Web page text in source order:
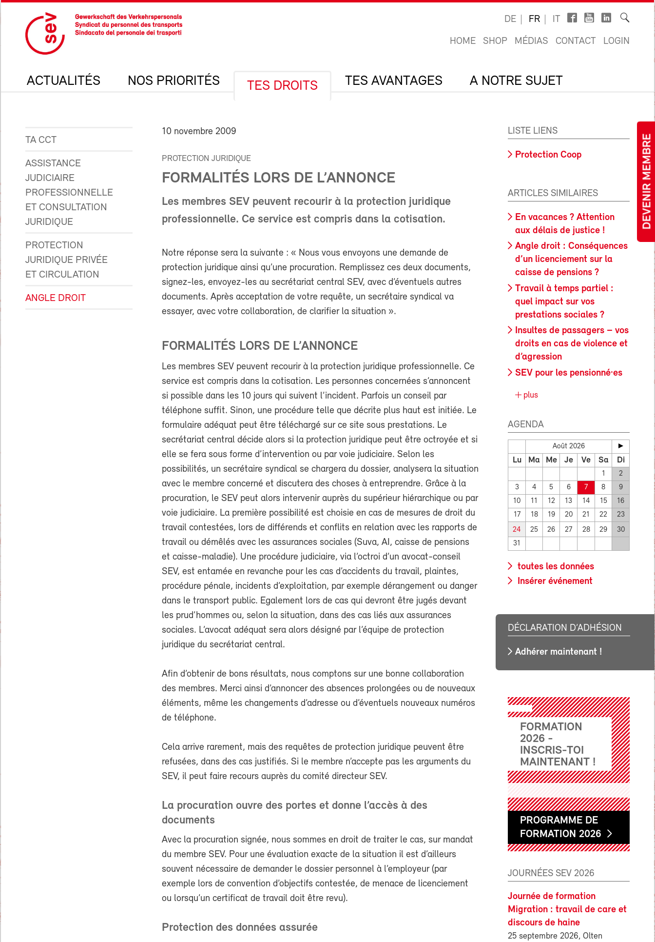
DEVENIR MEMBRE
DE FR IT
HOME SHOP MÉDIAS CONTACT LOGIN
ACTUALITÉS NOS PRIORITÉS TES DROITS TES AVANTAGES A NOTRE SUJET
TA CCT
ASSISTANCE
JUDICIAIRE
PROFESSIONNELLE
ET CONSULTATION
JURIDIQUE
PROTECTION
JURIDIQUE PRIVÉE
ET CIRCULATION
ANGLE DROIT
10 novembre 2009
PROTECTION JURIDIQUE
FORMALITÉS LORS DE L’ANNONCE
Les membres SEV peuvent recourir à la protection juridique
professionnelle. Ce service est compris dans la cotisation.
Notre réponse sera la suivante : « Nous vous envoyons une demande de
protection juridique ainsi qu’une procuration. Remplissez ces deux documents,
signez-les, envoyez-les au secrétariat central SEV, avec d’éventuels autres
documents. Après acceptation de votre requête, un secrétaire syndical va
essayer, avec votre collaboration, de clarifier la situation ».
FORMALITÉS LORS DE L’ANNONCE
Les membres SEV peuvent recourir à la protection juridique professionnelle. Ce
service est compris dans la cotisation. Les personnes concernées s’annoncent
si possible dans les 10 jours qui suivent l’incident. Parfois un conseil par
téléphone suffit. Sinon, une procédure telle que décrite plus haut est initiée. Le
formulaire adéquat peut être téléchargé sur ce site sous prestations. Le
secrétariat central décide alors si la protection juridique peut être octroyée et si
elle se fera sous forme d’intervention ou par voie judiciaire. Selon les
possibilités, un secrétaire syndical se chargera du dossier, analysera la situation
avec le membre concerné et discutera des choses à entreprendre. Grâce à la
procuration, le SEV peut alors intervenir auprès du supérieur hiérarchique ou par
voie judiciaire. La première possibilité est choisie en cas de mesures de droit du
travail contestées, lors de différends et conflits en relation avec les rapports de
travail ou démêlés avec les assurances sociales (Suva, AI, caisse de pensions
et caisse-maladie). Une procédure judiciaire, via l’octroi d’un avocat-conseil
SEV, est entamée en revanche pour les cas d’accidents du travail, plaintes,
procédure pénale, incidents d’exploitation, par exemple dérangement ou danger
dans le transport public. Egalement lors de cas qui devront être jugés devant
les prud’hommes ou, selon la situation, dans des cas liés aux assurances
sociales. L’avocat adéquat sera alors désigné par l’équipe de protection
juridique du secrétariat central.
Afin d’obtenir de bons résultats, nous comptons sur une bonne collaboration
des membres. Merci ainsi d’annoncer des absences prolongées ou de nouveaux
éléments, même les changements d’adresse ou d’éventuels nouveaux numéros
de téléphone.
Cela arrive rarement, mais des requêtes de protection juridique peuvent être
refusées, dans des cas justifiés. Si le membre n’accepte pas les arguments du
SEV, il peut faire recours auprès du comité directeur SEV.
La procuration ouvre des portes et donne l’accès à des
documents
Avec la procuration signée, nous sommes en droit de traiter le cas, sur mandat
du membre SEV. Pour une évaluation exacte de la situation il est d’ailleurs
souvent nécessaire de demander le dossier personnel à l’employeur (par
exemple lors de convention d’objectifs contestée, de menace de licenciement
ou lorsqu’un certificat de travail doit être revu).
Protection des données assurée
LISTE LIENS
Protection Coop
ARTICLES SIMILAIRES
En vacances ? Attention
aux délais de justice !
Angle droit : Conséquences
d’un licenciement sur la
caisse de pensions ?
Travail à temps partiel :
quel impact sur vos
prestations sociales ?
Insultes de passagers – vos
droits en cas de violence et
d’agression
SEV pour les pensionné·es
plus
AGENDA
Août 2026
Lu Ma Me Je Ve Sa Di
1
2
3
4 5 6 7 8
9
10
11 12 13 14 15
16
17
18 19 20 21 22 23
24 25 26 27 28 29
30
31
toutes les données
Insérer événement
DÉCLARATION D’ADHÉSION
Adhérer maintenant !
FORMATION
2026 -
INSCRIS-TOI
MAINTENANT !
PROGRAMME DE
FORMATION 2026
JOURNÉES SEV 2026
Journée de formation
Migration : travail de care et
discours de haine
25 septembre 2026, Olten